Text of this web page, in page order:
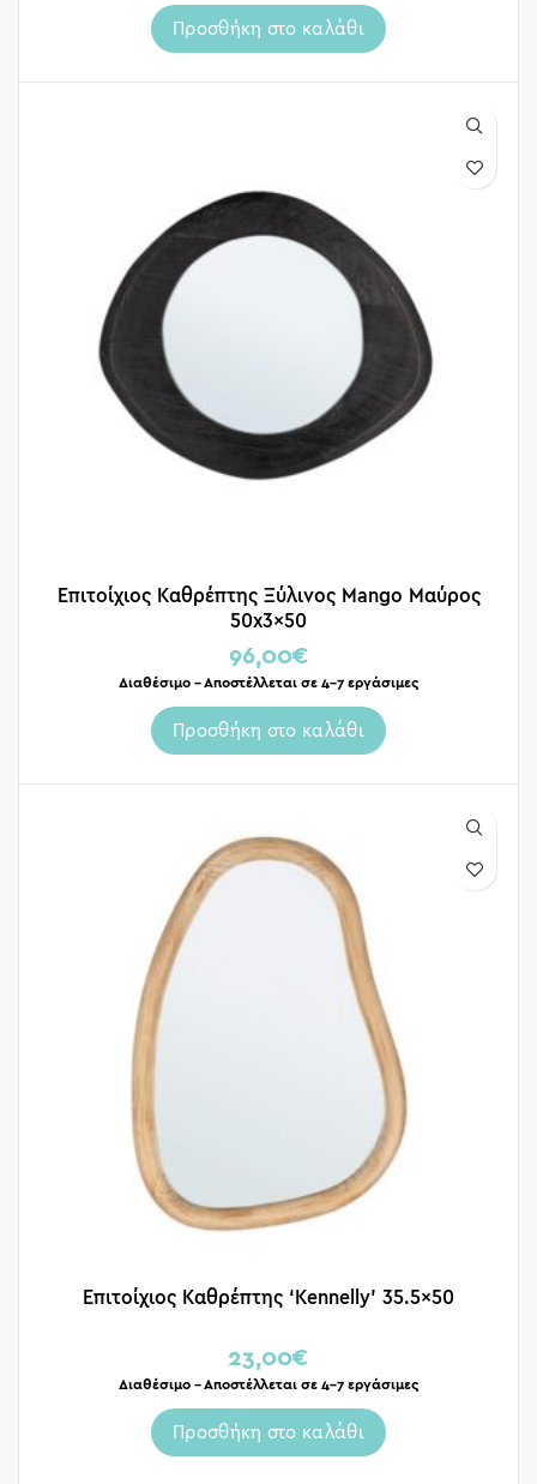
Προσθήκη στο καλάθι
Επιτοίχιος Καθρέπτης Ξύλινος Mango Μαύρος
50x3x50
96,00€
Διαθέσιμο – Αποστέλλεται σε 4-7 εργάσιμες
Προσθήκη στο καλάθι
Επιτοίχιος Καθρέπτης ‘Kennelly’ 35.5×50
23,00€
Διαθέσιμο – Αποστέλλεται σε 4-7 εργάσιμες
Προσθήκη στο καλάθι